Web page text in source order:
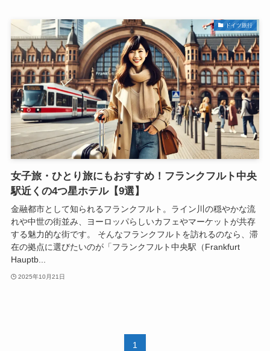
ドイツ旅行
女子旅・ひとり旅にもおすすめ！フランクフルト中央
駅近くの4つ星ホテル【9選】
金融都市として知られるフランクフルト。ライン川の穏やかな流
れや中世の街並み、ヨーロッパらしいカフェやマーケットが共存
する魅力的な街です。 そんなフランクフルトを訪れるのなら、滞
在の拠点に選びたいのが「フランクフルト中央駅（Frankfurt
Hauptb...
2025年10月21日
1